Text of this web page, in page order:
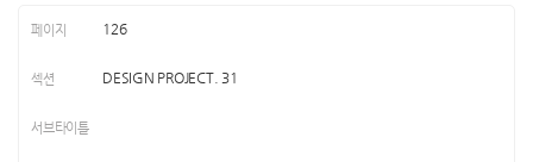
126
DESIGN PROJECT. 31